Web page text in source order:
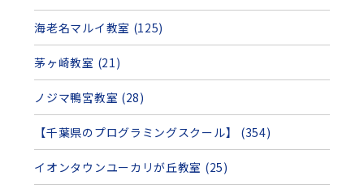
海老名マルイ教室 (125)
茅ヶ崎教室 (21)
ノジマ鴨宮教室 (28)
【千葉県のプログラミングスクール】 (354)
イオンタウンユーカリが丘教室 (25)